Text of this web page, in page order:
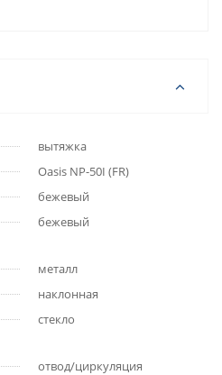
вытяжка
Oasis NP-50I (FR)
бежевый
бежевый
металл
наклонная
стекло
отвод/циркуляция